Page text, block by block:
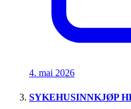
4. mai 2026
SYKEHUSINNKJØP